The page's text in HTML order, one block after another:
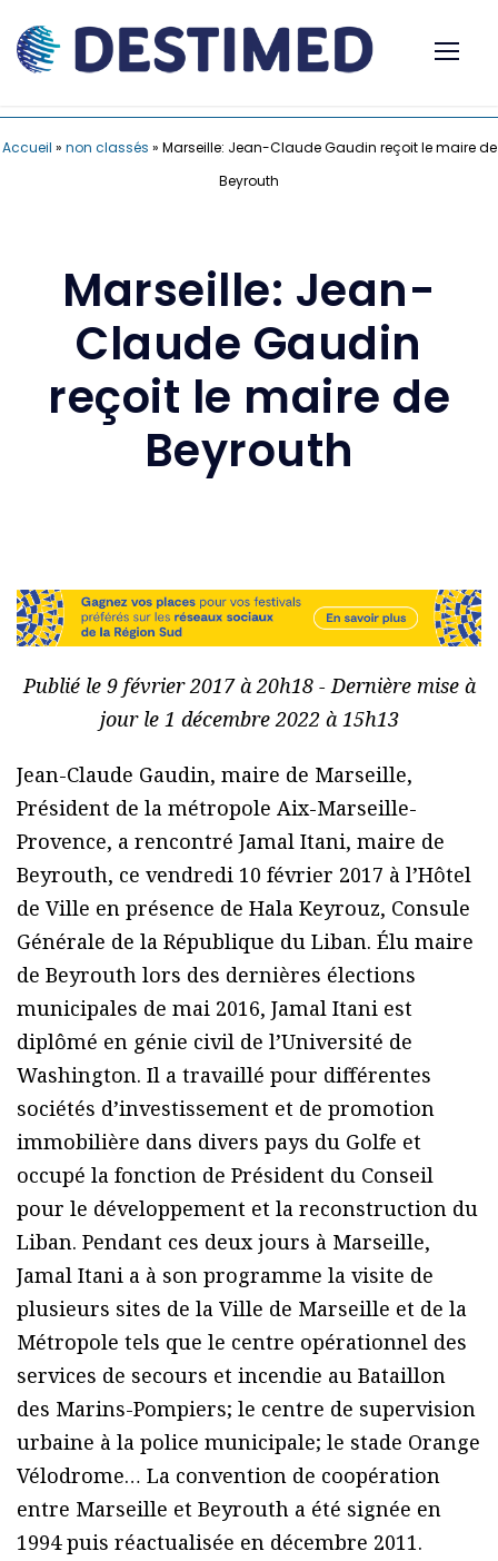
Accueil » non classés » Marseille: Jean-Claude Gaudin reçoit le maire de
Beyrouth
Marseille: Jean-
Claude Gaudin
reçoit le maire de
Beyrouth
Publié le 9 février 2017 à 20h18 - Dernière mise à
jour le 1 décembre 2022 à 15h13
Jean-Claude Gaudin, maire de Marseille,
Président de la métropole Aix-Marseille-
Provence, a rencontré Jamal Itani, maire de
Beyrouth, ce vendredi 10 février 2017 à l’Hôtel
de Ville en présence de Hala Keyrouz, Consule
Générale de la République du Liban. Élu maire
de Beyrouth lors des dernières élections
municipales de mai 2016, Jamal Itani est
diplômé en génie civil de l’Université de
Washington. Il a travaillé pour différentes
sociétés d’investissement et de promotion
immobilière dans divers pays du Golfe et
occupé la fonction de Président du Conseil
pour le développement et la reconstruction du
Liban. Pendant ces deux jours à Marseille,
Jamal Itani a à son programme la visite de
plusieurs sites de la Ville de Marseille et de la
Métropole tels que le centre opérationnel des
services de secours et incendie au Bataillon
des Marins-Pompiers; le centre de supervision
urbaine à la police municipale; le stade Orange
Vélodrome… La convention de coopération
entre Marseille et Beyrouth a été signée en
1994 puis réactualisée en décembre 2011.